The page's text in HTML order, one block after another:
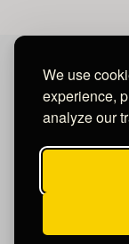
We use
experience,
analyze our
David
Salvador.